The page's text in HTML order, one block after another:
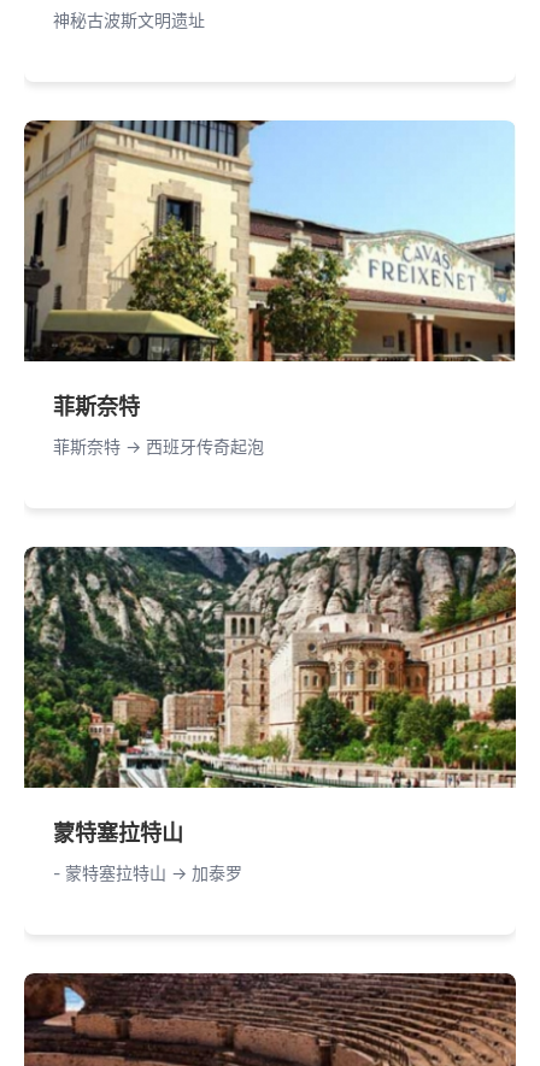
神秘古波斯文明遗址
菲斯奈特
菲斯奈特 -> 西班牙传奇起泡
蒙特塞拉特山
- 蒙特塞拉特山 -> 加泰罗